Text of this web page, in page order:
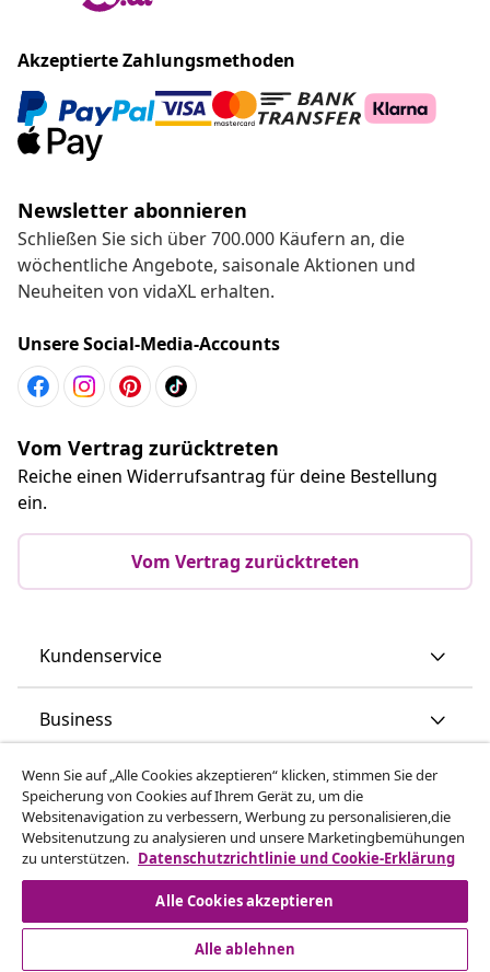
Akzeptierte Zahlungsmethoden
Newsletter abonnieren
Schließen Sie sich über 700.000 Käufern an, die
wöchentliche Angebote, saisonale Aktionen und
Neuheiten von vidaXL erhalten.
Unsere Social-Media-Accounts
Vom Vertrag zurücktreten
Reiche einen Widerrufsantrag für deine Bestellung
ein.
Vom Vertrag zurücktreten
Kundenservice
Business
vidaXL
Mehr entdecken
Wenn Sie auf „Alle Cookies akzeptieren“ klicken, stimmen Sie der
Speicherung von Cookies auf Ihrem Gerät zu, um die
Websitenavigation zu verbessern, Werbung zu personalisieren,die
Websitenutzung zu analysieren und unsere Marketingbemühungen
zu unterstützen. Datenschutzrichtlinie und Cookie-Erklärung
Alle Cookies akzeptieren
Alle ablehnen